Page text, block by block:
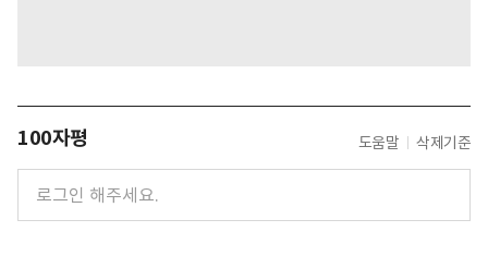
100자평 도움말 삭제기준